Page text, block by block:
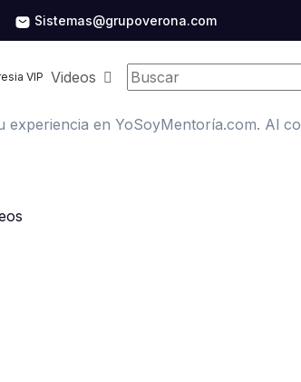
Sistemas@grupoverona.com
VIP Videos
experiencia en YoSoyMentoría.com. Al